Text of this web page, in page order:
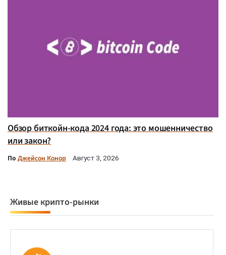
Обзор биткойн-кода 2024 года: это мошенничество
или закон?
По Джейсон Конор Август 3, 2026
Живые крипто-рынки